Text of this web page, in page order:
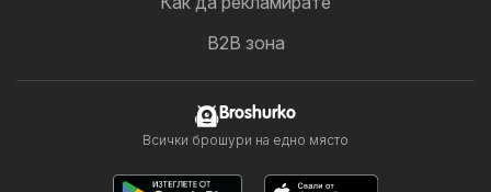
B2B зона
Broshurko
Всички брошури на едно място